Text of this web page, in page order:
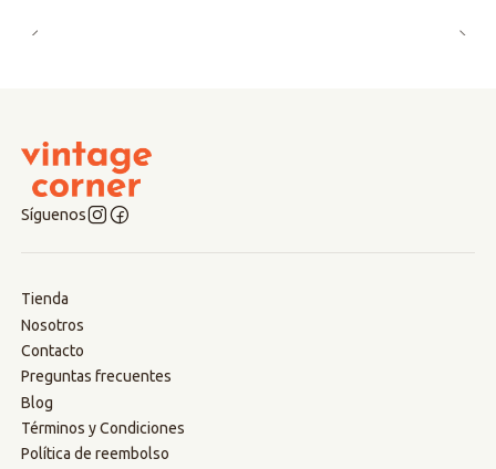
Síguenos
Tienda
Nosotros
Contacto
Preguntas frecuentes
Blog
Términos y Condiciones
Política de reembolso